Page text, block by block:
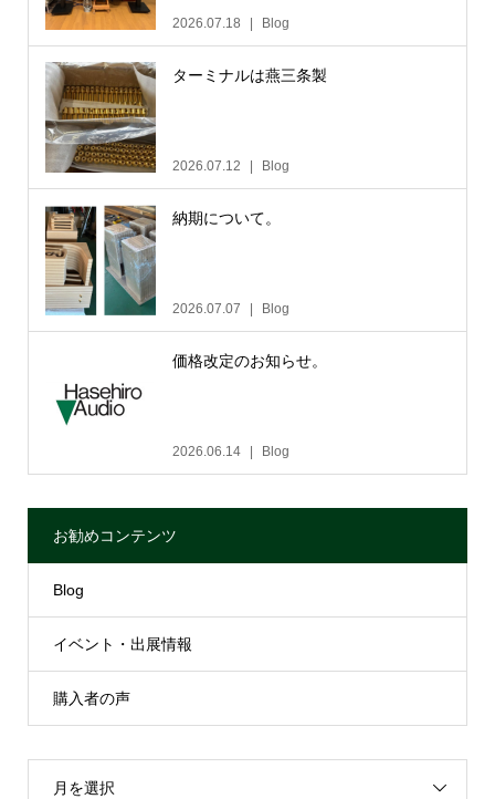
2026.07.18 Blog
ターミナルは燕三条製
2026.07.12 Blog
納期について。
2026.07.07 Blog
価格改定のお知らせ。
2026.06.14 Blog
お勧めコンテンツ
Blog
イベント・出展情報
購入者の声
月を選択